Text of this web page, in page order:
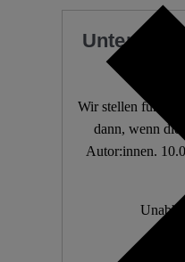
Wir stellen
dann, wenn die
Autor:innen.